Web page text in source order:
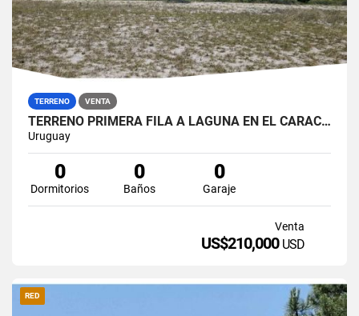
TERRENO VENTA
TERRENO PRIMERA FILA A LAGUNA EN EL CARACOL
Uruguay
0
Dormitorios
0
Baños
0
Garaje
Venta
US$210,000 USD
RED